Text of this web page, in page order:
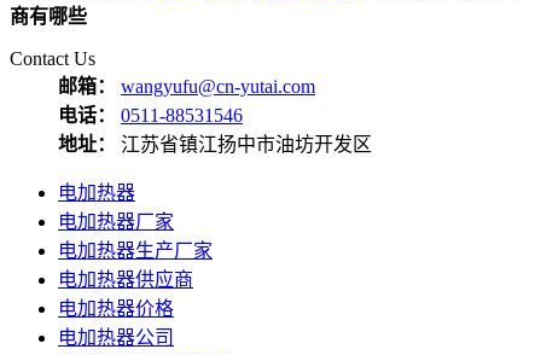
商有哪些
Contact Us
邮箱：
wangyufu@cn-yutai.com
电话：
0511-88531546
地址：
江苏省镇江扬中市油坊开发区
电加热器
电加热器厂家
电加热器生产厂家
电加热器供应商
电加热器价格
电加热器公司